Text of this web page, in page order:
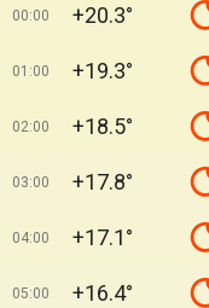
00:00 +20.3°
01:00 +19.3°
02:00 +18.5°
03:00 +17.8°
04:00 +17.1°
05:00 +16.4°